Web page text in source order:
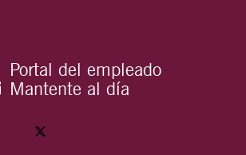
Portal del empleado
Mantente al día